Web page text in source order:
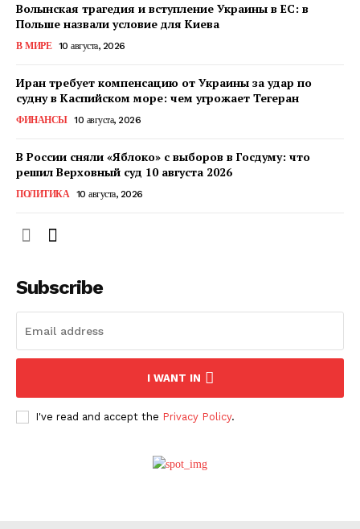
КавПолит
Волынская трагедия и вступление Украины в ЕС: в
Польше назвали условие для Киева
В МИРЕ 10 августа, 2026
Иран требует компенсацию от Украины за удар по
судну в Каспийском море: чем угрожает Тегеран
ФИНАНСЫ 10 августа, 2026
В России сняли «Яблоко» с выборов в Госдуму: что
решил Верховный суд 10 августа 2026
ПОЛИТИКА 10 августа, 2026
Subscribe
I WANT IN
I've read and accept the Privacy Policy.